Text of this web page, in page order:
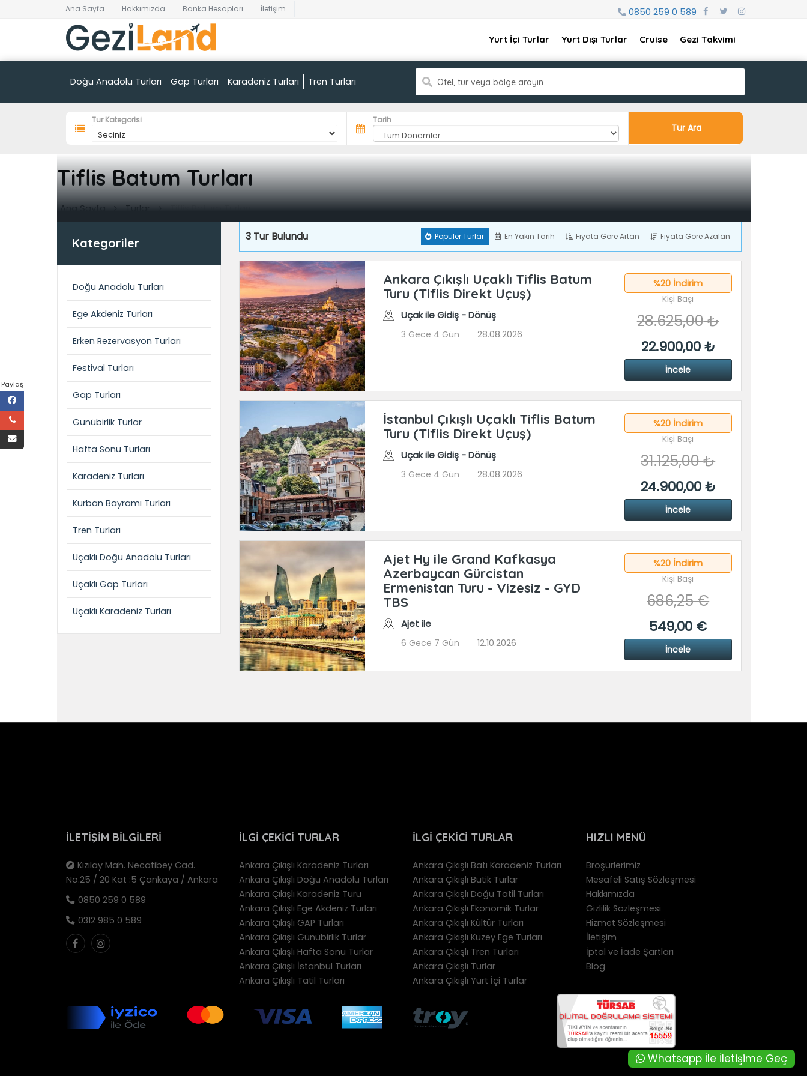
Ana Sayfa Hakkımızda Banka Hesapları İletişim 0850 259 0 589
Yurt İçi Turlar Yurt Dışı Turlar Cruise Gezi Takvimi
Doğu Anadolu Turları Gap Turları Karadeniz Turları Tren Turları Otel, tur veya bölge arayın
Tur Kategorisi Tarih
Tur Ara
Tiflis Batum Turları
Ana Sayfa Turlar Tiflis Batum Turları
3 Tur Bulundu Popüler Turlar En Yakın Tarih Fiyata Göre Artan Fiyata Göre Azalan
Ankara Çıkışlı Uçaklı Tiflis Batum
Turu (Tiflis Direkt Uçuş)
Uçak ile Gidiş - Dönüş
3 Gece 4 Gün 28.08.2026
%20 İndirim
Kişi Başı
28.625,00₺
22.900,00₺
İncele
İstanbul Çıkışlı Uçaklı Tiflis Batum
Turu (Tiflis Direkt Uçuş)
Uçak ile Gidiş - Dönüş
3 Gece 4 Gün 28.08.2026
%20 İndirim
Kişi Başı
31.125,00₺
24.900,00₺
İncele
Ajet Hy ile Grand Kafkasya
Azerbaycan Gürcistan
Ermenistan Turu - Vizesiz - GYD
TBS
Ajet ile
6 Gece 7 Gün 12.10.2026
%20 İndirim
Kişi Başı
686,25€
549,00 €
İncele
Kategoriler
Doğu Anadolu Turları
Ege Akdeniz Turları
Erken Rezervasyon Turları
Festival Turları
Gap Turları
Günübirlik Turlar
Hafta Sonu Turları
Karadeniz Turları
Kurban Bayramı Turları
Tren Turları
Uçaklı Doğu Anadolu Turları
Uçaklı Gap Turları
Uçaklı Karadeniz Turları
İLETIŞIM BILGILERI
Kızılay Mah. Necatibey Cad.
No.25 / 20 Kat :5 Çankaya / Ankara
0850 259 0 589
0312 985 0 589
İLGI ÇEKICI TURLAR
Ankara Çıkışlı Karadeniz Turları
Ankara Çıkışlı Doğu Anadolu Turları
Ankara Çıkışlı Karadeniz Turu
Ankara Çıkışlı Ege Akdeniz Turları
Ankara Çıkışlı GAP Turları
Ankara Çıkışlı Günübirlik Turlar
Ankara Çıkışlı Hafta Sonu Turlar
Ankara Çıkışlı İstanbul Turları
Ankara Çıkışlı Tatil Turları
İLGI ÇEKICI TURLAR
Ankara Çıkışlı Batı Karadeniz Turları
Ankara Çıkışlı Butik Turlar
Ankara Çıkışlı Doğu Tatil Turları
Ankara Çıkışlı Ekonomik Turlar
Ankara Çıkışlı Kültür Turları
Ankara Çıkışlı Kuzey Ege Turları
Ankara Çıkışlı Tren Turları
Ankara Çıkışlı Turlar
Ankara Çıkışlı Yurt İçi Turlar
HIZLI MENÜ
Broşürlerimiz
Mesafeli Satış Sözleşmesi
Hakkımızda
Gizlilik Sözleşmesi
Hizmet Sözleşmesi
İletişim
İptal ve İade Şartları
Blog
Paylaş
Whatsapp İle İletişime Geç